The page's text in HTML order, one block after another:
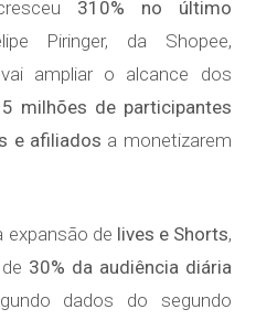
310% no último
Piringer, da Shopee,
ampliar o alcance dos
5 milhões de participantes
e afiliados a monetizarem
expansão de lives e Shorts,
30% da audiência diária
dados do segundo